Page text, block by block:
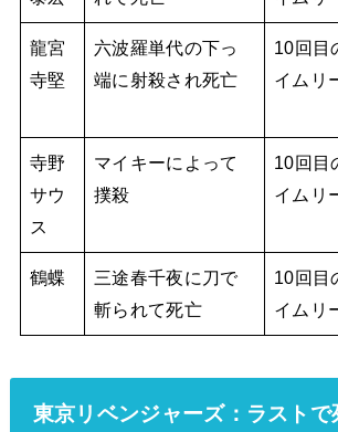
龍宮
寺堅
六波羅単代の下っ
端に射殺され死亡
10回目
イムリ
寺野
サウ
ス
マイキーによって
撲殺
10回目
イムリ
鶴蝶
三途春千夜に刀で
斬られて死亡
10回目
イムリ
東京リベンジャーズ：ラスト